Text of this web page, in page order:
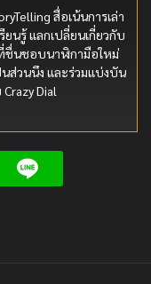
สื่อเน้นการเล่า
ยนรู้ แลกเปลี่ยนเกี่ยวกับ
ชื่นชอบนาฬิกามือใหม่
ส่วนนึง และร่วมแบ่งบัน
Dial